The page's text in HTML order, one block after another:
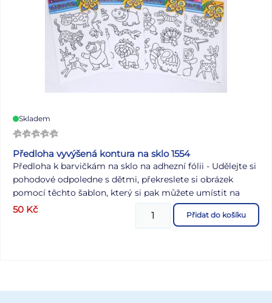
Skladem
Předloha vyvýšená kontura na sklo 1554
Předloha k barvičkám na sklo na adhezní fólii - Udělejte si
pohodové odpoledne s dětmi, překreslete si obrázek
pomocí těchto šablon, který si pak můžete umístit na
Vaše okno. Provedení: různá zvířátka - medvěd, jelen,
krokodýl, veverka, tygr, žirafa, hroch, had, lev, králík
50 Kč Přidat do košíku